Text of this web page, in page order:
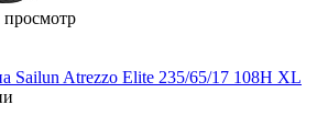
Sailun Atrezzo Elite 235/65/17 108H XL